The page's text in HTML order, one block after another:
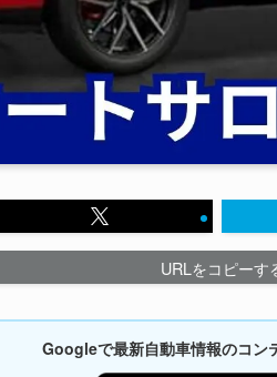
URLをコピーす
Googleで最新自動車情報のコン